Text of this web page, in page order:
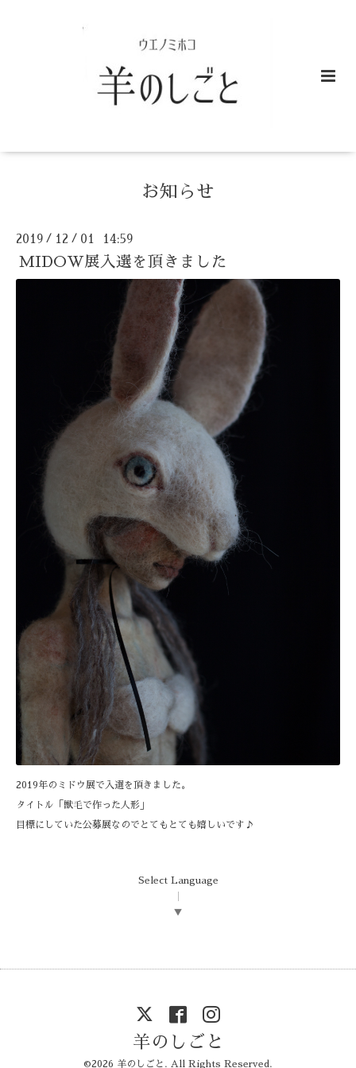
お知らせ
2019 / 12 / 01 14:59
MIDOW展入選を頂きました
2019年のミドウ展で入選を頂きました。
タイトル「獣毛で作った人形」
目標にしていた公募展なのでとてもとても嬉しいです♪
Select Language
▼
羊のしごと
©2026 羊のしごと . All Rights Reserved.